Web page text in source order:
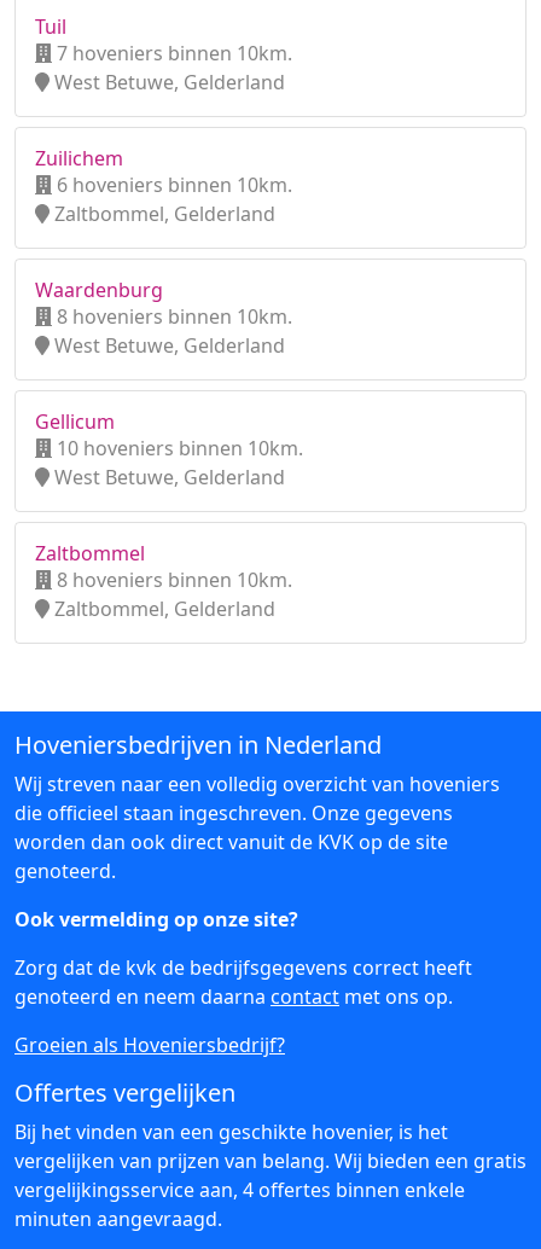
Tuil
7 hoveniers binnen 10km.
West Betuwe, Gelderland
Zuilichem
6 hoveniers binnen 10km.
Zaltbommel, Gelderland
Waardenburg
8 hoveniers binnen 10km.
West Betuwe, Gelderland
Gellicum
10 hoveniers binnen 10km.
West Betuwe, Gelderland
Zaltbommel
8 hoveniers binnen 10km.
Zaltbommel, Gelderland
Hoveniersbedrijven in Nederland
Wij streven naar een volledig overzicht van hoveniers
die officieel staan ingeschreven. Onze gegevens
worden dan ook direct vanuit de KVK op de site
genoteerd.
Ook vermelding op onze site?
Zorg dat de kvk de bedrijfsgegevens correct heeft
genoteerd en neem daarna contact met ons op.
Groeien als Hoveniersbedrijf?
Offertes vergelijken
Bij het vinden van een geschikte hovenier, is het
vergelijken van prijzen van belang. Wij bieden een gratis
vergelijkingsservice aan, 4 offertes binnen enkele
minuten aangevraagd.